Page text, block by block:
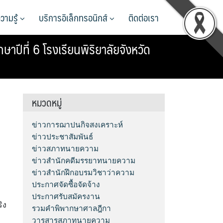
ามรู้ บริการอิเล็กทรอนิกส์ ติดต่อเรา
าปีที่ 6 โรงเรียนพิริยาลัยจังหวัด
หมวดหมู่
ข่าวการฌาปนกิจสงเคราะห์
ข่าวประชาสัมพันธ์
ข่าวสภาทนายความ
ข่าวสำนักคดีมรรยาทนายความ
ข่าวสำนักฝึกอบรมวิชาว่าความ
ประกาศจัดซื้อจัดจ้าง
ประกาศรับสมัครงาน
รวมคำพิพากษาศาลฎีกา
วารสารสภาทนายความ